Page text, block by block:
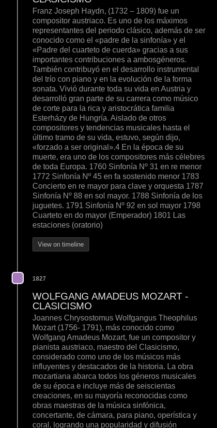
Franz Joseph Haydn, (1732 – 1809) fue un
compositor austriaco. Es uno de los máximos
representantes del periodo clásico, además de ser
conocido como el «padre de la sinfonía» y el
«Padre del cuarteto de cuerda» gracias a sus
importantes contribuciones a ambosgéneros.
También contribuyó en el desarrollo instrumental
del trío con piano y en la evolución de la forma
sonata. Vivió durante toda su vida en Austria y
desarrolló gran parte de su carrera como músico
de corte para la rica y aristocrática familia
Esterházy de Hungría. Aislado de otros
compositores y tendencias musicales hasta el
último tramo de su vida, estuvo, según dijo,
«forzado a ser original».4 En la época de su
muerte, era uno de los compositores más célebres
de toda Europa. 1760 Sinfonía Nº 31 en re menor
1772 Sinfonía Nº 45 en fa sostenido menor 1783
Concierto en re mayor para clave y orquesta 1787
Sinfonía Nº 88 en sol mayor. 1788 Sinfonía de los
juguetes. 1791 Sinfonía Nº 92 en sol mayor 1798
Cuarteto en do mayor (Emperador) 1801 Las
estaciones (oratorio)
View on timeline
1827
WOLFGANG AMADEUS MOZART -
CLASICISMO
Joannes Chrysostomus Wolfgangus Theophilus
Mozart (1756- 1791), más conocido como
Wolfgang Amadeus Mozart, fue un compositor y
pianista austriaco, maestro del Clasicismo,
considerado como uno de los músicos más
influyentes y destacados de la historia. La obra
mozartiana abarca todos los géneros musicales
de su época e incluye más de seiscientas
creaciones, en su mayoría reconocidas como
obras maestras de la música sinfónica,
concertante, de cámara, para piano, operística y
coral, logrando una popularidad y difusión